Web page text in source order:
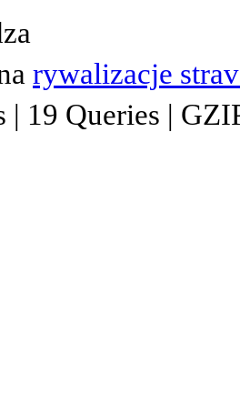
rywalizacje
| 19 Queries |